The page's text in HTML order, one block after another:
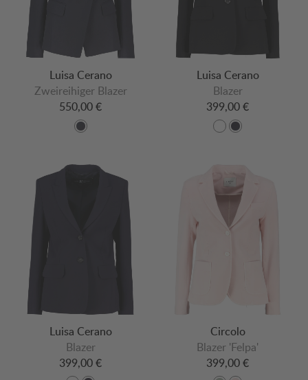
Luisa Cerano
Zweireihiger Blazer
550,00 €
Luisa Cerano
Blazer
399,00 €
Luisa Cerano
Blazer
399,00 €
Circolo
Blazer 'Felpa'
399,00 €